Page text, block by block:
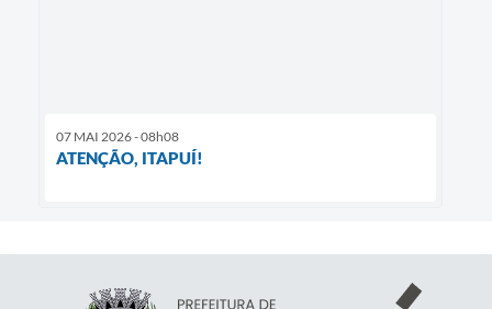
07 MAI 2026 - 08h08
ATENÇÃO, ITAPUÍ!